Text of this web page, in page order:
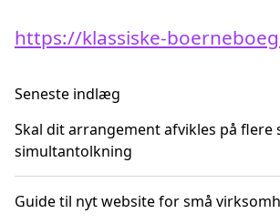
https://klassiske-
Seneste indlæg
Skal dit arrangement afvikles på flere
simultantolkning
Guide til nyt website for små